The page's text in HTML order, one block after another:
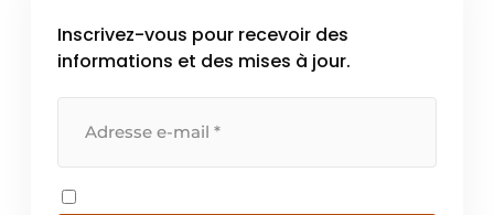
Inscrivez-vous pour recevoir des
informations et des mises à jour.